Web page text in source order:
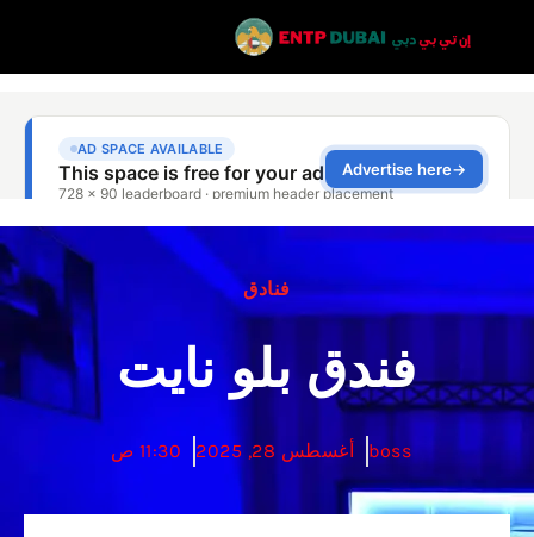
فنادق
فندق بلو نايت
boss أغسطس 28, 2025 11:30 ص